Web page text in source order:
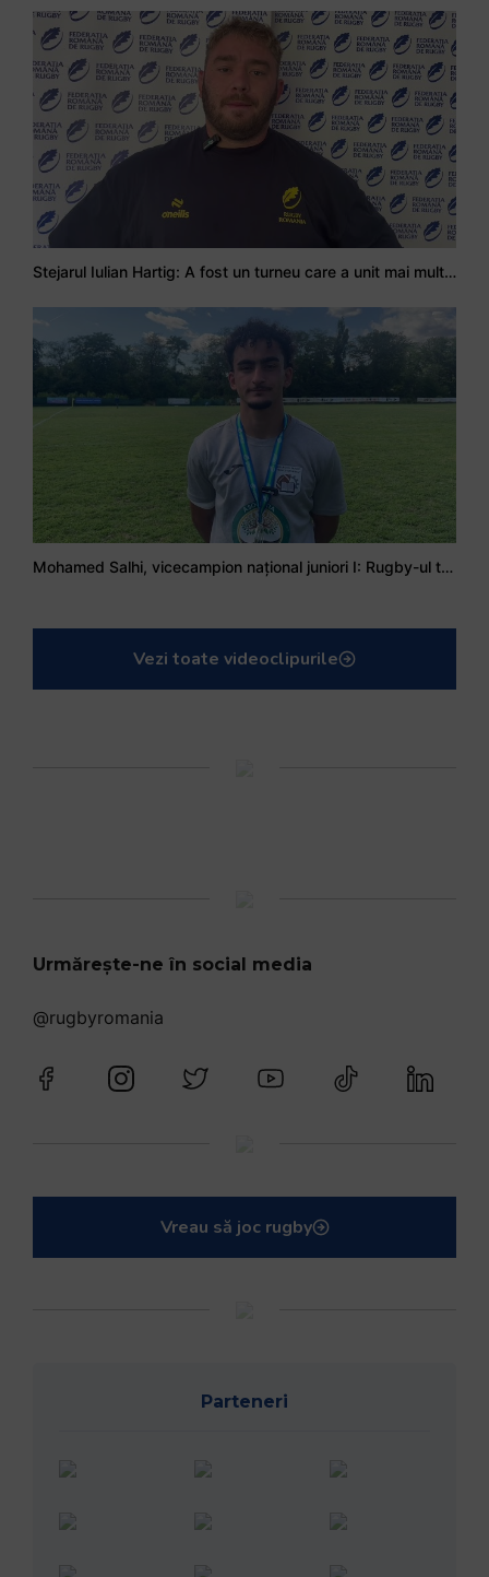
Stejarul Iulian Hartig: A fost un turneu care a unit mai mult echipa
Mohamed Salhi, vicecampion național juniori I: Rugby-ul te învață să accepți și înfrângerile
Vezi toate videoclipurile
Urmărește-ne în social media
@rugbyromania
Vreau să joc rugby
Parteneri